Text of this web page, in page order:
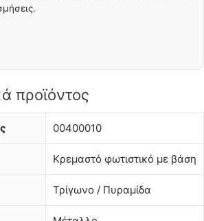
προϊόντος
00400010
Κρεμαστό φωτιστικό με βάση
Τρίγωνο / Πυραμίδα